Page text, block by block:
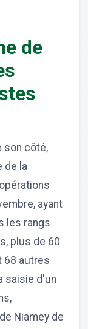
de
son côté,
de la
ayant
les rangs
plus de 60
68 autres
saisie d'un
Niamey de